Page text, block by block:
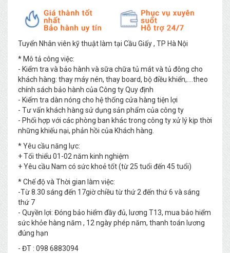
Tuyển Nhân viên kỹ thuật làm tại Cầu Giấy , TP Hà Nội
* Mô tả công việc:
- Kiểm tra và bảo hành và sữa chữa tủ mát và tủ đông cho
khách hàng: thay máy nén, thay board, bộ điều khiển,….theo
chính sách bảo hành của Công ty Quy định
- Kiểm tra dàn nóng cho hệ thống cửa hàng tiện lợi
- Tư vấn khách hàng sử dụng sản phẩm của công ty
- Phối hợp với các phòng ban khác trong công ty xử lý kịp thời
những khiếu nại, phản hồi của Khách hàng.
* Yêu cầu năng lực:
+ Tối thiểu 01-02 năm kinh nghiệm
+ Yêu cầu Nam có sức khoẻ tốt (từ 25 tuổi đến 45 tuổi)
* Chế độ và Thời gian làm việc:
-Từ 8.30 sáng đến 17giờ chiều từ thứ 2 đến thứ 6 và sáng
thứ 7
- Quyền lợi: Đóng bảo hiểm đầy đủ, lương T13, mua bảo hiểm
sức khỏe hàng năm , 12 ngày phép năm, thanh toán lương
đúng hạn
- ĐT : 098 6883094